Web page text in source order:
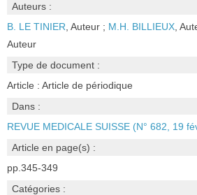
Auteurs :
B. LE TINIER , Auteur ; M.H. BILLIEUX,
Auteur
Type de document :
Article : Article de périodique
Dans :
REVUE MEDICALE SUISSE (N° 682, 19
Article en page(s) :
pp.345-349
Catégories :